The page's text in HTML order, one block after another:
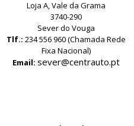
Loja A, Vale da Grama
3740-290
Sever do Vouga
Tlf.:234 556 960 (Chamada Rede
Fixa Nacional)
Email: sever@centrauto.pt